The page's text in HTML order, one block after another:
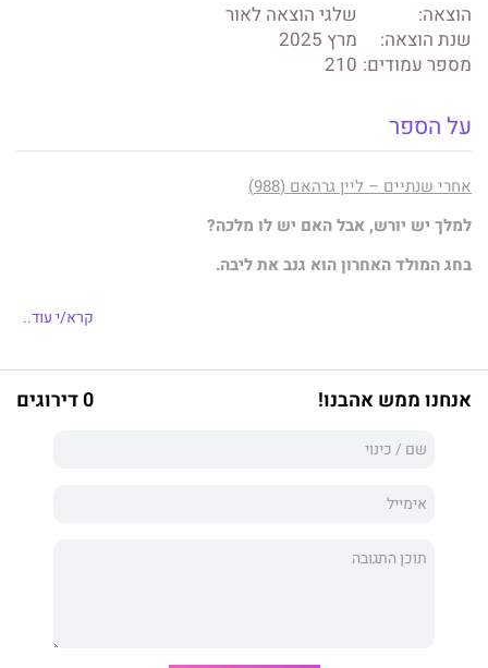
הוצאה:
שלגי הוצאה לאור
שנת הוצאה:
מרץ 2025
מספר עמודים: 210
על הספר
אחרי שנתיים – ליין גרהאם (988)
למלך יש יורש, אבל האם יש לו מלכה?
בחג המולד האחרון הוא גנב את ליבה.
היא לא דמיינה שכעבור שבועות אחדים היא תינשא לאיש ללא
זיכרון. היא גם לא דמיינה שכאשר זהותו האמיתית כמלך לעתיד
תתגלה, יתפרקו נישואיהם מלאי התשוקה...
בעקבות עלייתו הפתאומית לכס המלכות, גאטנו נאלץ להעמיד את
ברחמה את הסוד המלכותי! כעת אין סיכוי שגאטנו ישחרר את
קרא/י עוד..
אנחנו ממש אהבנו! 0 דירוגים